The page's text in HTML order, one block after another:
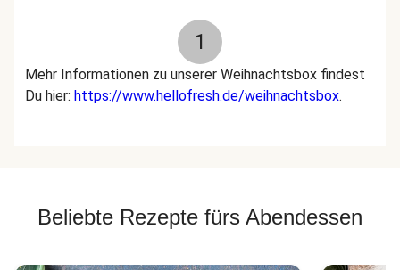
1
Mehr Informationen zu unserer Weihnachtsbox findest
Du hier: https://www.hellofresh.de/weihnachtsbox.
Beliebte Rezepte fürs Abendessen